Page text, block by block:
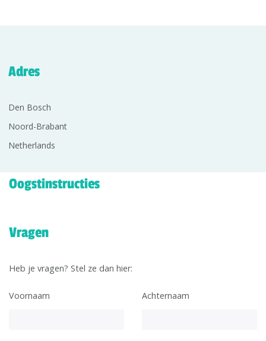
Adres
Den Bosch
Noord-Brabant
Netherlands
Oogstinstructies
Vragen
Heb je vragen? Stel ze dan hier:
Voornaam Achternaam